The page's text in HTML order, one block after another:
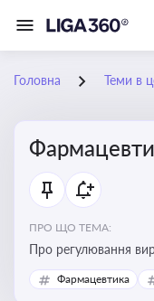
Головна Теми в
ПРО ЩО ТЕМА:
Про регулювання
лікарських засобів
аптек, з
Фармацевтика